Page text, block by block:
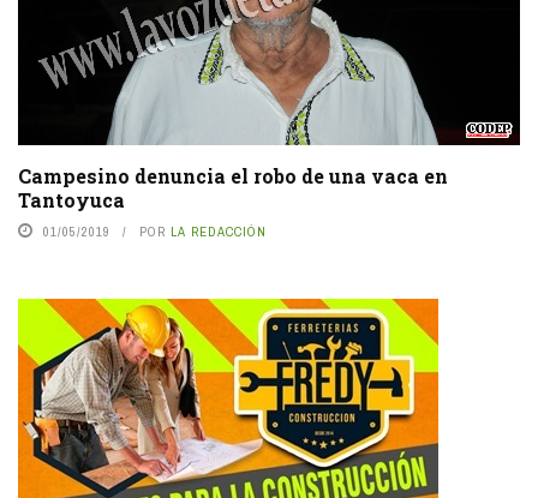
Campesino denuncia el robo de una vaca en
Tantoyuca
01/05/2019 POR LA REDACCIÓN